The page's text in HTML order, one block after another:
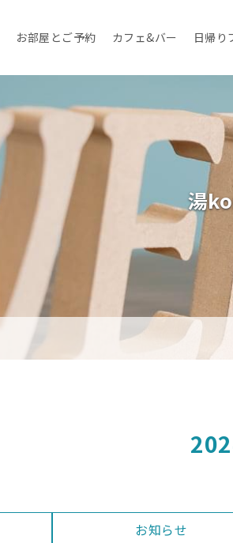
お部屋とご予約 カフェ&バー 日帰り
湯
お知らせ